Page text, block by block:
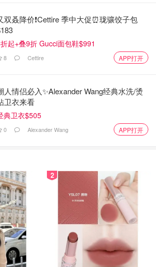
来自于@Amazon ，版权属于原作者
: Philips Sonicare DiamondClean
9300 Rechargeable Electric
Rose Gold HX9903/61 : Beauty
White (Packaging May Vary):购买
牙线（Waterpik Water Flosser)
Waterpik的这款水牙线我种草已久，终
以史低价入手。使用时可以选择搭配
同强度的冲水模式，可以在用牙线清洁
作用，同时有效地去除牙菌斑。有多种
双叒降价❗️Cettire 季中大促⏰珑骧饺子包
起+叠9折 Gucci面包鞋$991
8 Cettire APP打开
人情侣必入✨Alexander Wang经典水洗/烫
卫衣来看
典卫衣$505
0 Alexander Wang APP打开
2